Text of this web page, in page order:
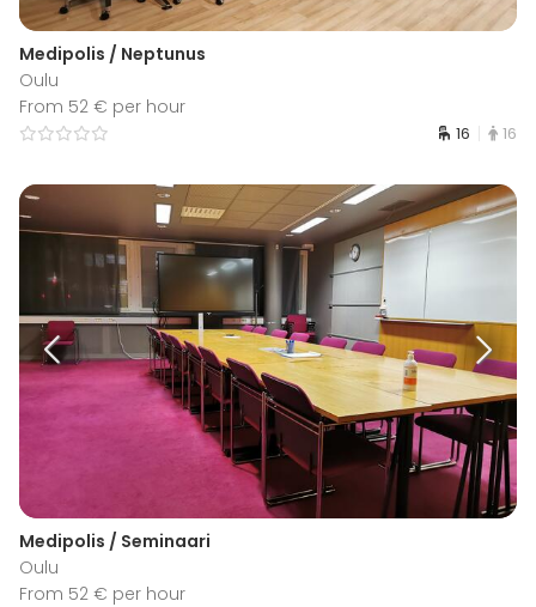
Medipolis / Neptunus
Oulu
From 52 € per hour
16 16
Medipolis / Seminaari
Oulu
From 52 € per hour